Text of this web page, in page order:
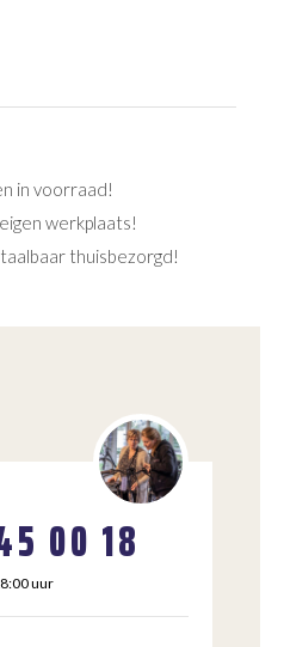
in voorraad!
werkplaats!
thuisbezorgd!
00 18
uur